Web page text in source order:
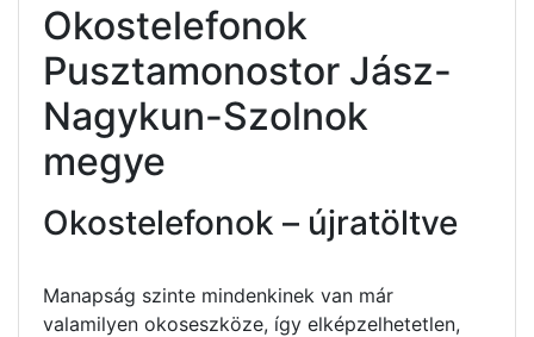
Okostelefonok
Pusztamonostor Jász-
Nagykun-Szolnok
megye
Okostelefonok – újratöltve
Manapság szinte mindenkinek van már
valamilyen okoseszköze, így elképzelhetetlen,